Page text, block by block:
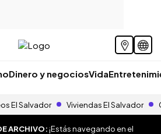
Dinero y negociosVida
El Salvador Viviendas El Salvador
ARCHIVO:¡Estás navegando en el